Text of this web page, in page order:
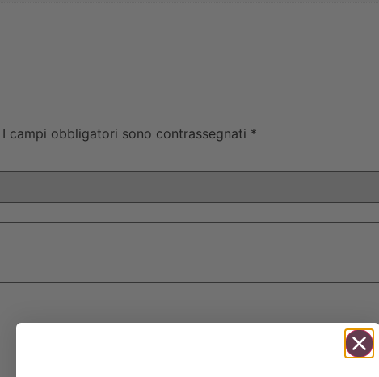
I campi obbligatori sono contrassegnati *